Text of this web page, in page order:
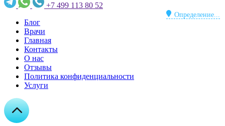
+7 499 113 80 52
Определение...
Блог
Врачи
Главная
Контакты
О нас
Отзывы
Политика конфиденциальности
Услуги